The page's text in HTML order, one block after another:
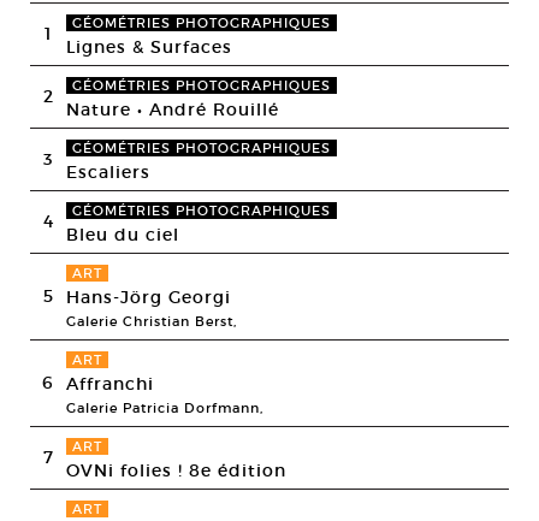
1 GÉOMÉTRIES PHOTOGRAPHIQUES
Lignes & Surfaces
2 GÉOMÉTRIES PHOTOGRAPHIQUES
Nature • André Rouillé
3 GÉOMÉTRIES PHOTOGRAPHIQUES
Escaliers
4 GÉOMÉTRIES PHOTOGRAPHIQUES
Bleu du ciel
5
ART
Hans-Jörg Georgi
Galerie Christian Berst,
6
ART
Affranchi
Galerie Patricia Dorfmann,
7 ART
OVNi folies ! 8e édition
ART